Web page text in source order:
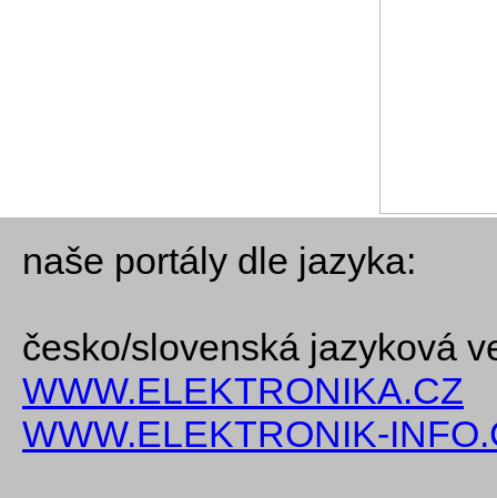
naše portály dle jazyka:
česko/slovenská jazyková
WWW.ELEKTRONIKA.CZ
WWW.ELEKTRONIK-